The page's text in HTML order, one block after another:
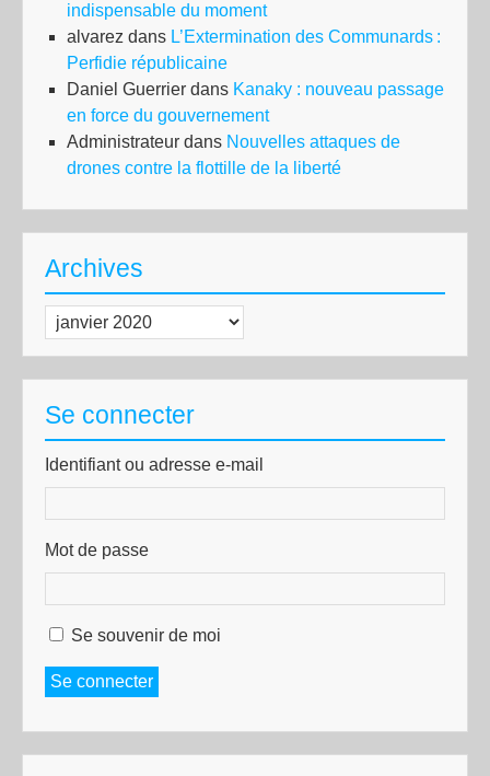
indispensable du moment
alvarez dans L’Extermination des Communards :
Perfidie républicaine
Daniel Guerrier dans Kanaky : nouveau passage
en force du gouvernement
Administrateur dans Nouvelles attaques de
drones contre la flottille de la liberté
Archives
Archives
Se connecter
Identifiant ou adresse e-mail
Mot de passe
Se souvenir de moi
Se connecter